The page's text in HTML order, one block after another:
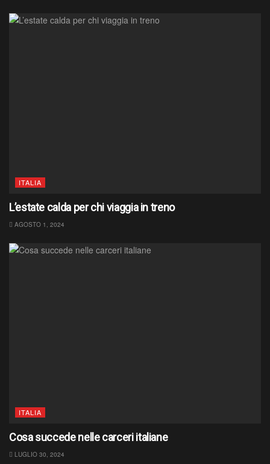
ITALIA
L’estate calda per chi viaggia in treno
AGOSTO 1, 2024
ITALIA
Cosa succede nelle carceri italiane
LUGLIO 30, 2024